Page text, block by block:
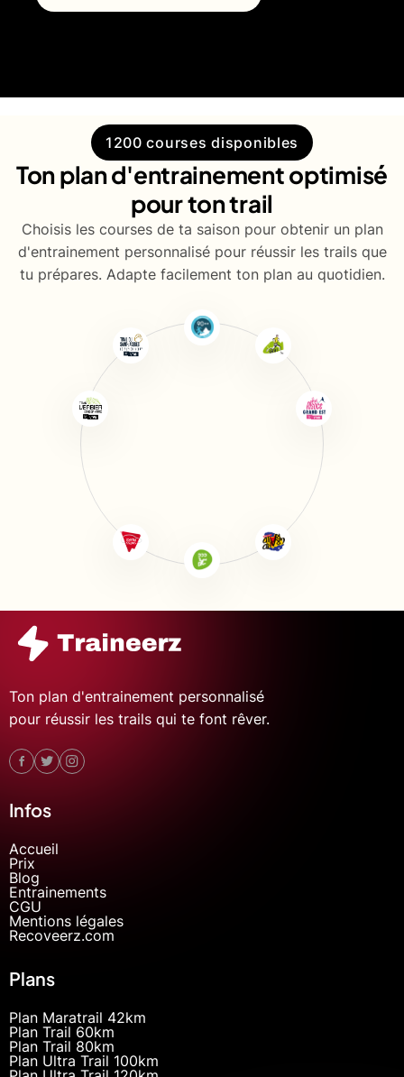
1200 courses disponibles
Ton plan d'entrainement optimisé
pour ton trail
Choisis les courses de ta saison pour obtenir un plan
d'entrainement personnalisé pour réussir les trails que
tu prépares. Adapte facilement ton plan au quotidien.
Ton plan d'entrainement personnalisé
pour réussir les trails qui te font rêver.
Infos
Accueil
Prix
Blog
Entrainements
CGU
Mentions légales
Recoveerz.com
Plans
Plan Maratrail 42km
Plan Trail 60km
Plan Trail 80km
Plan Ultra Trail 100km